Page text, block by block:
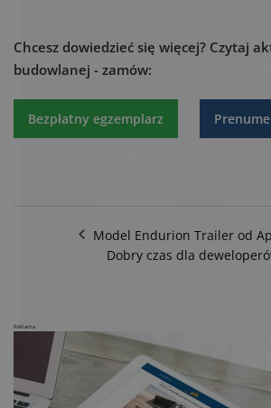
Chcesz dowiedzieć się więcej? Czytaj
budowlanej - zamów:
Bezpłatny egzemplarz
Model Endurion Trailer od
Dobry czas dla
Reklama
POKAŻ WSZYSTKICH
Niezbędne
AKCEPTUJ